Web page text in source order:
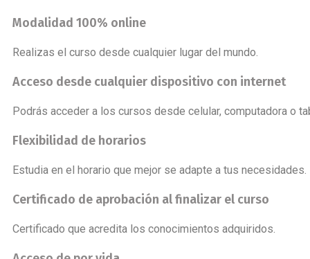
Modalidad 100% online
Realizas el curso desde cualquier lugar del mundo.
Acceso desde cualquier dispositivo con internet
Podrás acceder a los cursos desde celular, computadora o
Flexibilidad de horarios
Estudia en el horario que mejor se adapte a tus necesidades.
Certificado de aprobación al finalizar el curso
Certificado que acredita los conocimientos adquiridos.